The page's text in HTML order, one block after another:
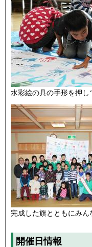
水彩絵の具の手形を押し
完成した旗とともにみん
開催日情報